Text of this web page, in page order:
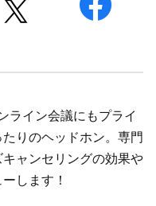
ライン会議にもプライ
りのヘッドホン。専門
ャンセリングの効果や
します！